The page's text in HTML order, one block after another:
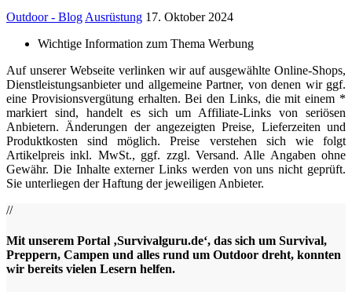
Outdoor - Blog Ausrüstung 17. Oktober 2024
Wichtige Information zum Thema Werbung
Auf unserer Webseite verlinken wir auf ausgewählte Online-Shops,
Dienstleistungsanbieter und allgemeine Partner, von denen wir ggf.
eine Provisionsvergütung erhalten. Bei den Links, die mit einem *
markiert sind, handelt es sich um Affiliate-Links von seriösen
Anbietern. Änderungen der angezeigten Preise, Lieferzeiten und
Produktkosten sind möglich. Preise verstehen sich wie folgt
Artikelpreis inkl. MwSt., ggf. zzgl. Versand. Alle Angaben ohne
Gewähr. Die Inhalte externer Links werden von uns nicht geprüft.
Sie unterliegen der Haftung der jeweiligen Anbieter.
//
Mit unserem Portal ‚Survivalguru.de‘, das sich um Survival,
Preppern, Campen und alles rund um Outdoor dreht, konnten
wir bereits vielen Lesern helfen.